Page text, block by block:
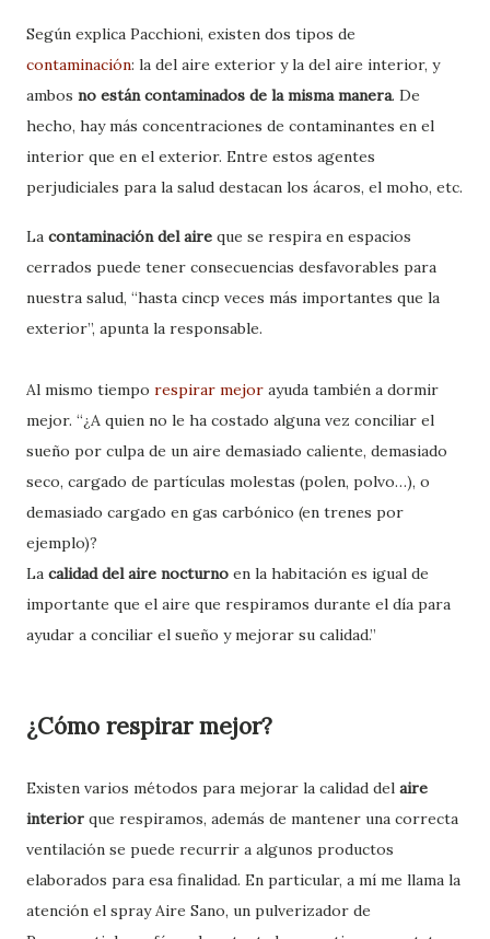
Según explica Pacchioni, existen dos tipos de
contaminación: la del aire exterior y la del aire interior, y
ambos no están contaminados de la misma manera. De
hecho, hay más concentraciones de contaminantes en el
interior que en el exterior. Entre estos agentes
perjudiciales para la salud destacan los ácaros, el moho, etc.
La contaminación del aire que se respira en espacios
cerrados puede tener consecuencias desfavorables para
nuestra salud, “hasta cincp veces más importantes que la
exterior”, apunta la responsable.
Al mismo tiempo respirar mejor ayuda también a dormir
mejor. “¿A quien no le ha costado alguna vez conciliar el
sueño por culpa de un aire demasiado caliente, demasiado
seco, cargado de partículas molestas (polen, polvo…), o
demasiado cargado en gas carbónico (en trenes por
ejemplo)?
La calidad del aire nocturno en la habitación es igual de
importante que el aire que respiramos durante el día para
ayudar a conciliar el sueño y mejorar su calidad.”
¿Cómo respirar mejor?
Existen varios métodos para mejorar la calidad del aire
interior que respiramos, además de mantener una correcta
ventilación se puede recurrir a algunos productos
elaborados para esa finalidad. En particular, a mí me llama la
atención el spray Aire Sano, un pulverizador de